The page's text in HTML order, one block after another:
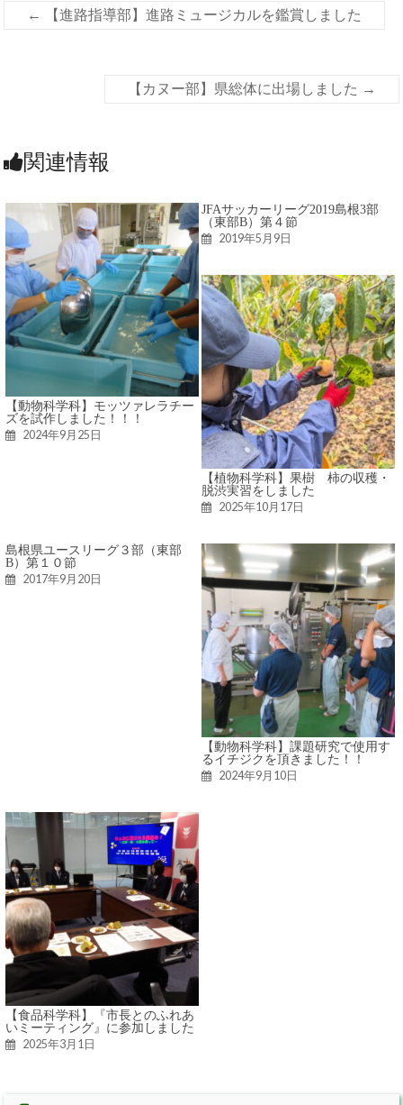
← 【進路指導部】進路ミュージカルを鑑賞しました
【カヌー部】県総体に出場しました →
関連情報
【動物科学科】モッツァレラチー
ズを試作しました！！！
2024年9月25日
JFAサッカーリーグ2019島根3部
（東部B）第４節
2019年5月9日
【植物科学科】果樹 柿の収穫・
脱渋実習をしました
2025年10月17日
島根県ユースリーグ３部（東部
B）第１０節
2017年9月20日
【動物科学科】課題研究で使用す
るイチジクを頂きました！！
2024年9月10日
【食品科学科】『市長とのふれあ
いミーティング』に参加しました
2025年3月1日